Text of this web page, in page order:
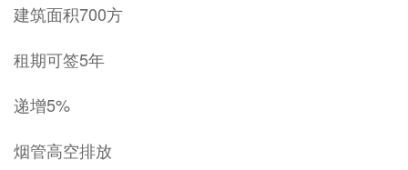
建筑面积700方
租期可签5年
递增5%
烟管高空排放